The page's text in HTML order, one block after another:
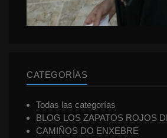
CATEGORÍAS
Todas las categorías
BLOG LOS ZAPATOS ROJOS
CAMIÑOS DO ENXEBRE